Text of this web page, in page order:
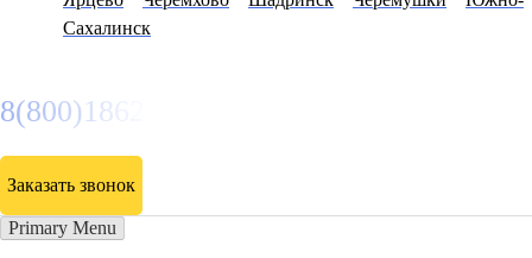
Сахалинск
8(800)1862102
Заказать звонок
Primary Menu